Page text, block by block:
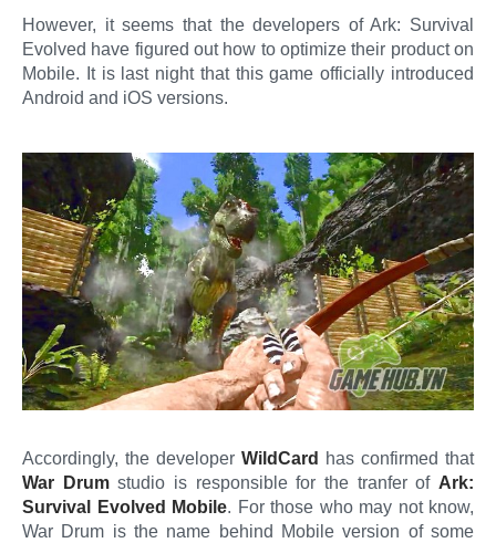
However, it seems that the developers of Ark: Survival
Evolved have figured out how to optimize their product on
Mobile. It is last night that this game officially introduced
Android and iOS versions.
Accordingly, the developer WildCard
has confirmed that
War Drumstudio is responsible for the tranfer of Ark:
Survival Evolved Mobile. For those who may not know,
War Drum is the name behind Mobile version of some